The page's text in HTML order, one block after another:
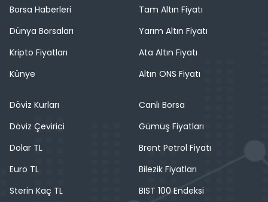
Borsa Haberleri
Dünya Borsaları
Kripto Fiyatları
Künye
Tam Altın Fiyatı
Yarım Altın Fiyatı
Ata Altın Fiyatı
Altın ONS Fiyatı
Döviz Kurları
Döviz Çevirici
Dolar TL
Euro TL
Sterin Kaç TL
Canlı Borsa
Gümüş Fiyatları
Brent Petrol Fiyatı
Bilezik Fiyatları
BIST 100 Endeksi